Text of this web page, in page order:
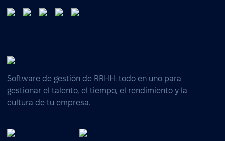
Software de gestión de RRHH: todo en uno para
gestionar el talento, el tiempo, el rendimiento y la
cultura de tu empresa.